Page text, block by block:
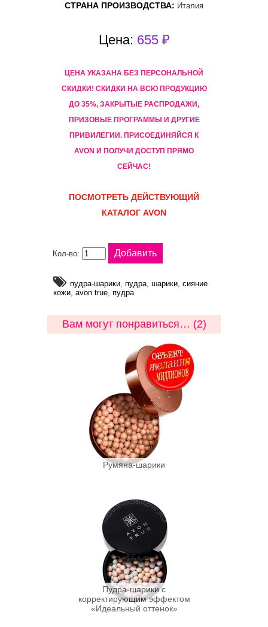
СТРАНА ПРОИЗВОДСТВА: Италия
Цена: 655 ₽
ЦЕНА УКАЗАНА БЕЗ ПЕРСОНАЛЬНОЙ
СКИДКИ! CКИДКИ НА ВСЮ ПРОДУКЦИЮ
ДО 35%, ЗАКРЫТЫЕ РАСПРОДАЖИ,
ПРИЗОВЫЕ ПРОГРАММЫ И ДРУГИЕ
ПРИВИЛЕГИИ. ПРИСОЕДИНЯЙСЯ К
AVON И ПОЛУЧИ ДОСТУП ПРЯМО
СЕЙЧАС!
ПОСМОТРЕТЬ ДЕЙСТВУЮЩИЙ
КАТАЛОГ AVON
Кол-во:
пудра-шарики, пудра, шарики, сияние
кожи, avon true, пудра
Вам могут понравиться… (2)
Румяна-шарики
Пудра-шарики с
корректирующим эффектом
«Идеальный оттенок»